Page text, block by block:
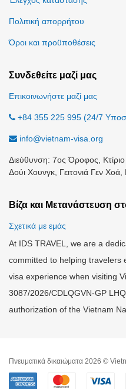
Πολιτική απορρήτου
Όροι και προϋποθέσεις
Συνδεθείτε μαζί μας
Επικοινωνήστε μαζί μας
+84 355 225 995 (24/7
info@vietnam-visa.org
Διεύθυνση: 7ος Όροφος,
Δούι Χουνγκ, Γειτονιά Γεν
Βίζα και Μετανάστευση
Σχετικά με εμάς
At IDS TRAVEL, we are a
committed to helping travelers
visa experience when visiting
3087/2026/CDLQGVN-GP
authorization of the Vietnam
Πνευματικά δικαιώματα 2026 ©